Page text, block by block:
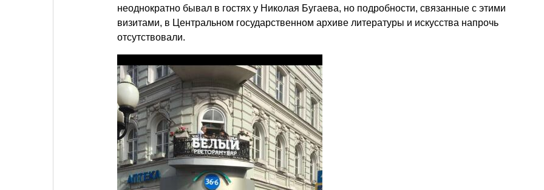
неоднократно бывал в гостях у Николая Бугаева, но подробности, связанные с этими
визитами, в Центральном государственном архиве литературы и искусства напрочь
отсутствовали.